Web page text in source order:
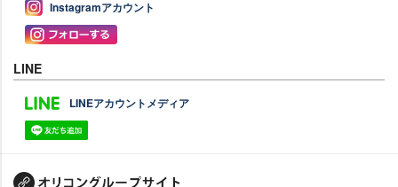
Instagramアカウント
LINE
LINEアカウントメディア